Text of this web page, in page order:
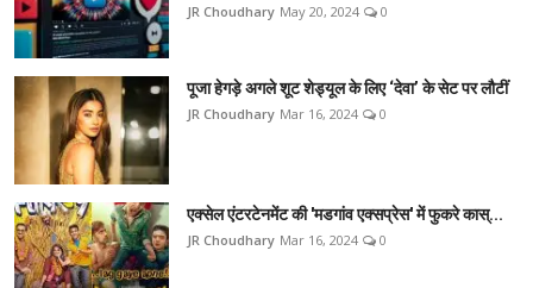
JR Choudhary May 20, 2024 0
पूजा हेगड़े अगले शूट शेड्यूल के लिए ‘देवा’ के सेट पर लौटीं
JR Choudhary Mar 16, 2024 0
एक्सेल एंटरटेनमेंट की 'मडगांव एक्सप्रेस' में फुकरे कास्...
JR Choudhary Mar 16, 2024 0